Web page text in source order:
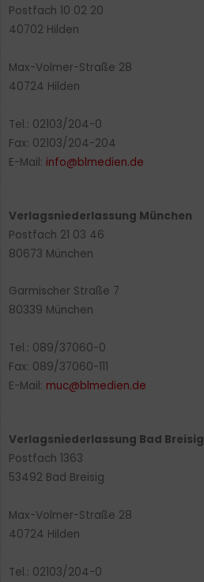
Postfach 10 02 20
40702 Hilden
Max-Volmer-Straße 28
40724 Hilden
Tel.: 02103/204-0
Fax: 02103/204-204
E-Mail: info@blmedien.de
Verlagsniederlassung München
Postfach 21 03 46
80673 München
Garmischer Straße 7
80339 München
Tel.: 089/37060-0
Fax: 089/37060-111
E-Mail: muc@blmedien.de
Verlagsniederlassung Bad Breisig
Postfach 1363
53492 Bad Breisig
Max-Volmer-Straße 28
40724 Hilden
Tel.: 02103/204-0